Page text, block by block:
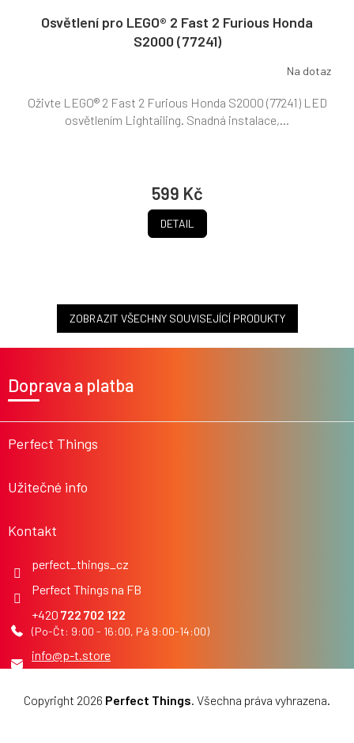
Osvětlení pro LEGO® 2 Fast 2 Furious Honda
S2000 (77241)
Na dotaz
599 Kč
DETAIL
Oživte LEGO® 2 Fast 2 Furious Honda S2000 (77241) LED
osvětlením Lightailing. Snadná instalace,...
ZOBRAZIT VŠECHNY SOUVISEJÍCÍ PRODUKTY
t
Perfect Things
Užitečné info
Kontakt
info@p-t.store
722 702 122
Perfect Things na FB
perfect_things_cz
Doprava a platba
Copyright 2026 Perfect Things. Všechna práva vyhrazena.